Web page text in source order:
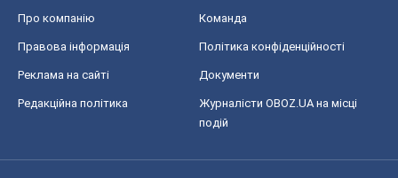
Про компанію Команда
Правова інформація Політика конфіденційності
Реклама на сайті Документи
Редакційна політика
Журналісти OBOZ.UA на місці
подій